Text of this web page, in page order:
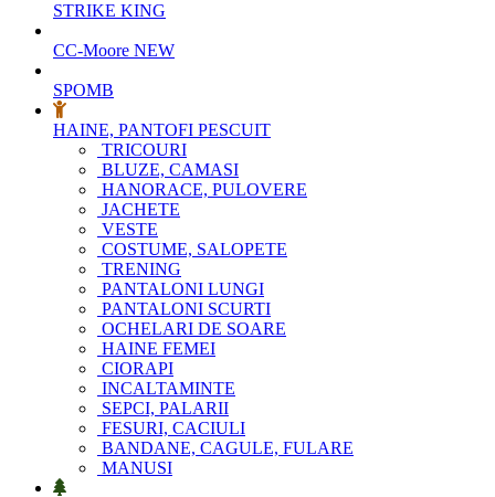
STRIKE KING
CC-Moore NEW
SPOMB
HAINE, PANTOFI PESCUIT
TRICOURI
BLUZE, CAMASI
HANORACE, PULOVERE
JACHETE
VESTE
COSTUME, SALOPETE
TRENING
PANTALONI LUNGI
PANTALONI SCURTI
OCHELARI DE SOARE
HAINE FEMEI
CIORAPI
INCALTAMINTE
SEPCI, PALARII
FESURI, CACIULI
BANDANE, CAGULE, FULARE
MANUSI